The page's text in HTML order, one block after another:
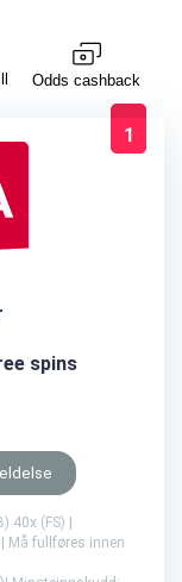
Odds cashback
1
spins
40x (FS) |
Må fullføres innen